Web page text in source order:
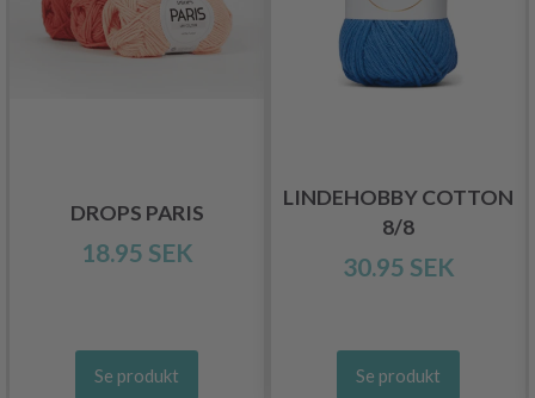
DROPS PARIS
18.95 SEK
Se produkt
LINDEHOBBY COTTON
8/8
30.95 SEK
Se produkt